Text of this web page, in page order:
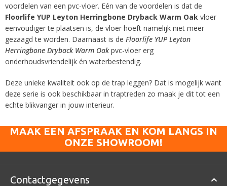
voordelen van een pvc-vloer. Eén van de voordelen is dat de
Floorlife YUP Leyton Herringbone Dryback Warm Oak vloer
eenvoudiger te plaatsen is, de vloer hoeft namelijk niet meer
gezaagd te worden. Daarnaast is de Floorlife YUP Leyton
Herringbone Dryback Warm Oakpvc-vloer erg
onderhoudsvriendelijk én waterbestendig.
Deze unieke kwaliteit ook op de trap leggen? Dat is mogelijk want
deze serie is ook beschikbaar in traptreden zo maak je dit tot een
echte blikvanger in jouw interieur.
MAAK EEN AFSPRAAK EN KOM LANGS IN
ONZE SHOWROOM!
Contactgegevens